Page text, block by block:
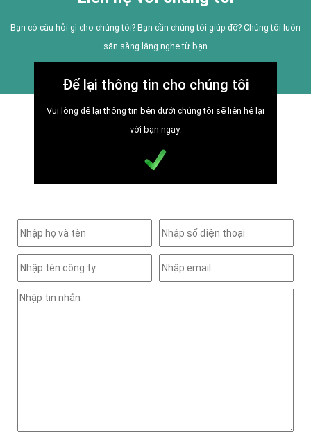
Bạn có câu hỏi gì cho chúng tôi? Bạn cần chúng tôi giúp đỡ? Chúng tôi luôn
sẵn sàng lắng nghe từ bạn
Để lại thông tin cho chúng tôi
Vui lòng để lại thông tin bên dưới chúng tôi sẽ liên hệ lại
với bạn ngay.